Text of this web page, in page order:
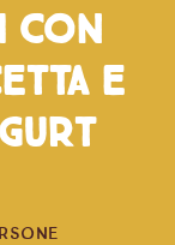
con
e